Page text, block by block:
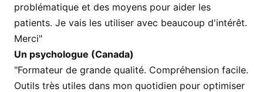
problématique et des moyens pour aider les
patients. Je vais les utiliser avec beaucoup d'intérêt.
Merci"
Un psychologue (Canada)
"Formateur de grande qualité. Compréhension facile.
Outils très utiles dans mon quotidien pour optimiser